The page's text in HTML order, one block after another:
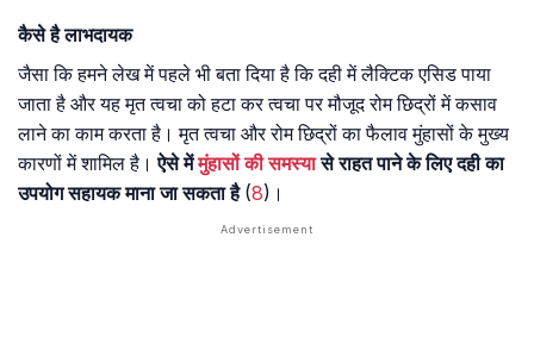
कैसे है लाभदायक
जैसा कि हमने लेख में पहले भी बता दिया है कि दही में लैक्टिक एसिड पाया
जाता है और यह मृत त्वचा को हटा कर त्वचा पर मौजूद रोम छिद्रों में कसाव
लाने का काम करता है। मृत त्वचा और रोम छिद्रों का फैलाव मुंहासों के मुख्य
कारणों में शामिल है।ऐसे मेंमुंहासों की समस्यासे राहत पाने के लिए दही का
उपयोग सहायक माना जा सकता है(8)।